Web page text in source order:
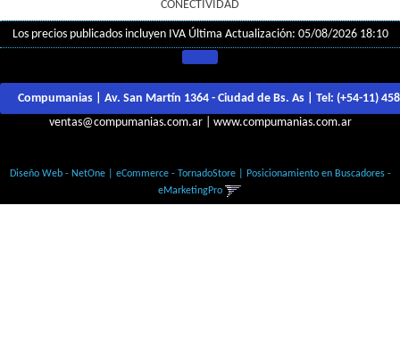
CONECTIVIDAD
Los precios publicados incluyen IVA Última Actualización: 05/08/2026 18:10
Compumanias | Av. San Martín 1364 - Ciudad de Bs. As | Tel: (+54-11)
ventas@compumanias.com.ar| www.compumanias.com.ar
Diseño Web - NetOne| eCommerce - TornadoStore| Posicionamiento en Buscadores -
eMarketingPro